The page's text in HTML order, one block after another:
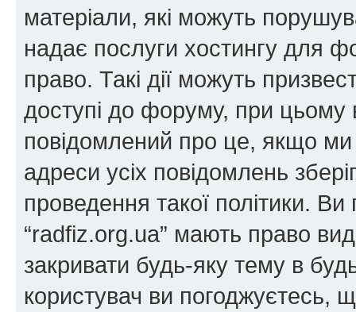
матеріали, які можуть
надає послуги хостингу для
право. Такі дії можуть
доступі до форуму, при цьому
повідомлений про це, якщо
адреси усіх повідомлень
проведення такої політики.
“radfiz.org.ua” мають право
закривати будь-яку тему в
користувач ви погоджуєтесь,